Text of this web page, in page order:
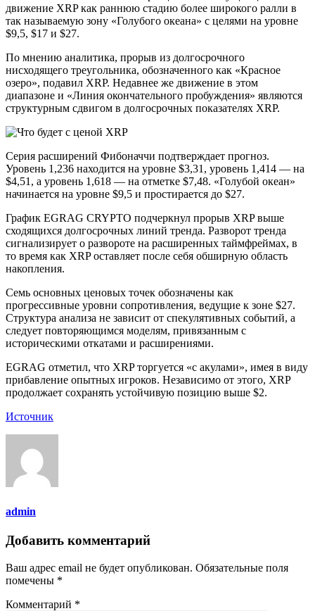
движение XRP как раннюю стадию более широкого ралли в
так называемую зону «Голубого океана» с целями на уровне
$9,5, $17 и $27.
По мнению аналитика, прорыв из долгосрочного
нисходящего треугольника, обозначенного как «Красное
озеро», подавил XRP. Недавнее же движение в этом
диапазоне и «Линия окончательного пробуждения» являются
структурным сдвигом в долгосрочных показателях XRP.
Серия расширений Фибоначчи подтверждает прогноз.
Уровень 1,236 находится на уровне $3,31, уровень 1,414 — на
$4,51, а уровень 1,618 — на отметке $7,48. «Голубой океан»
начинается на уровне $9,5 и простирается до $27.
График EGRAG CRYPTO подчеркнул прорыв XRP выше
сходящихся долгосрочных линий тренда. Разворот тренда
сигнализирует о развороте на расширенных таймфреймах, в
то время как XRP оставляет после себя обширную область
накопления.
Семь основных ценовых точек обозначены как
прогрессивные уровни сопротивления, ведущие к зоне $27.
Структура анализа не зависит от спекулятивных событий, а
следует повторяющимся моделям, привязанным с
историческими откатами и расширениями.
EGRAG отметил, что XRP торгуется «с акулами», имея в виду
прибавление опытных игроков. Независимо от этого, XRP
продолжает сохранять устойчивую позицию выше $2.
Источник
admin
Добавить комментарий
Ваш адрес email не будет опубликован. Обязательные поля
помечены *
Комментарий *